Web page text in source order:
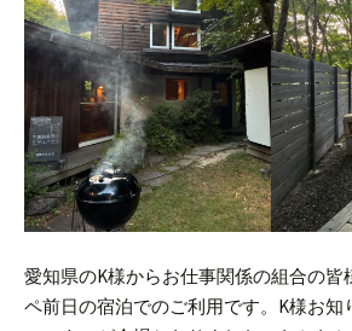
愛知県のK様からお仕事関係の組合の皆
ペ前日の宿泊でのご利用です。K様お知